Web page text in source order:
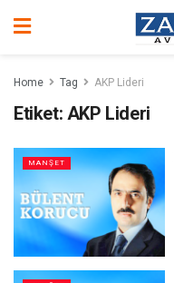
Home Tag AKP Lideri
Etiket: AKP Lideri
MANŞET